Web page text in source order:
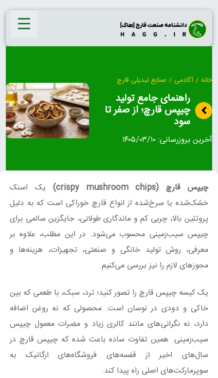
Skip
content
خانه / آکادمی / صنایع تبدیلی قارچ
راهنمای جامع تولید
چیپس قارچ؛ از صفر تا
سود
آخرین بروزرسانی:۱۴۰۵/۰۳/۱۰
چیپس قارچ (crispy mushroom chips)
یک اسنک
خشک‌شده یا سرخ‌شده از انواع قارچ خوراکی است که به دلیل
پروتئین بالا، چربی کم و ماندگاری طولانی، جایگزین سالمی برای
چیپس سیب‌زمینی محسوب می‌شود. در این مطلب، علاوه بر
معرفی، روش تولید خانگی و صنعتی، تجهیزات، هزینه‌ها و
مجوزهای لازم را نیز بررسی می‌کنیم.
یک کیسه چیپس قارچ را تصور کنید؛ ترد، سبک، با طعمی که بین
خاکی و دودی در نوسان است. محصولی که نه روغن اضافه
دارد، نه نگرانی‌های مانند کالری زیاد و مضرات معمول چیپس
سیب‌زمینی. همین تفاوت ساده باعث شده که چیپس قارچ در
سال‌های اخیر از قفسه‌های فروشگاه‌های ارگانیک به
سوپرمارکت‌های اصلی راه پیدا کند.